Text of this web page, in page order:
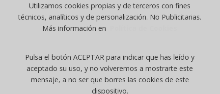
Todos los derechos reservados
©selfpaper.com, y las webs de ©gruposelfpaper.org están gestionadas, y
Registro Mercantil de Valencia ( España ) CEE:
Tomo 7263, Libro 4565, Folio 1, Sección 8, Hoja V-85203.
Utilizamos cookies propias y de terceros con fines
técnicos, analíticos y de personalización. No Publicitarias.
Más información en
Pulsa el botón ACEPTAR para indicar que has leído y
aceptado su uso, y no volveremos a mostrarte este
mensaje, a no ser que borres las cookies de este
dispositivo.